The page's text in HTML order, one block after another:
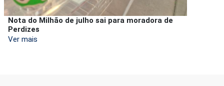
Nota do Milhão de julho sai para moradora de
Perdizes
Ver mais